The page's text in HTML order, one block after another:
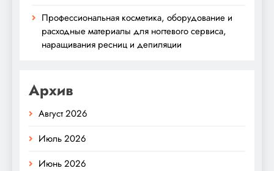
Профессиональная косметика, оборудование и
расходные материалы для ногтевого сервиса,
наращивания ресниц и депиляции
Архив
Август 2026
Июль 2026
Июнь 2026